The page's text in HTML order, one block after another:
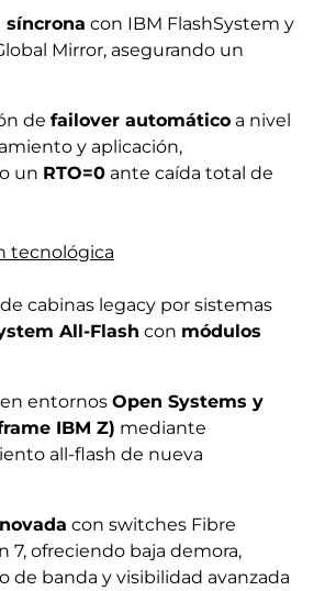
síncrona con IBM FlashSystem y
Mirror, asegurando un
de failover automático a nivel
y aplicación,
un RTO=0 ante caída total de
tecnológica
cabinas legacy por sistemas
All-Flash con módulos
entornos Open Systems y
IBM Z) mediante
all-flash de nueva
con switches Fibre
7, ofreciendo baja demora,
de banda y visibilidad avanzada